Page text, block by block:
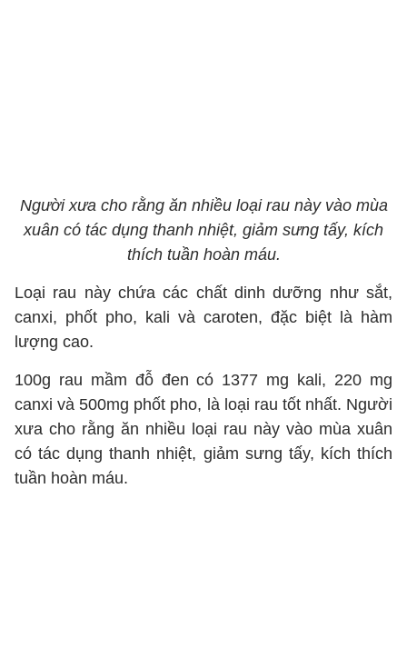
Người xưa cho rằng ăn nhiều loại rau này vào mùa
xuân có tác dụng thanh nhiệt, giảm sưng tấy, kích
thích tuần hoàn máu.
Loại rau này chứa các chất dinh dưỡng như sắt,
canxi, phốt pho, kali và caroten, đặc biệt là hàm
lượng cao.
100g rau mầm đỗ đen có 1377 mg kali, 220 mg
canxi và 500mg phốt pho, là loại rau tốt nhất. Người
xưa cho rằng ăn nhiều loại rau này vào mùa xuân
có tác dụng thanh nhiệt, giảm sưng tấy, kích thích
tuần hoàn máu.